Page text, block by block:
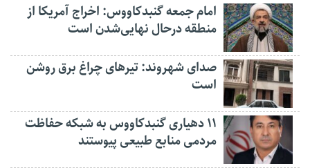
امام جمعه گنبدکاووس: اخراج آمریکا از
منطقه درحال نهایی‌شدن است
صدای شهروند: تیرهای چراغ برق روشن
است
۱۱ دهیاری گنبدکاووس به شبکه حفاظت
مردمی منابع طبیعی پیوستند